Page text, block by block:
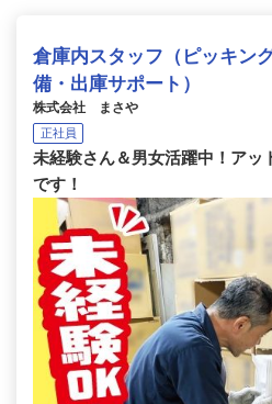
倉庫内スタッフ（ピッキン
備・出庫サポート）
株式会社 まさや
正社員
未経験さん＆男女活躍中！アッ
です！